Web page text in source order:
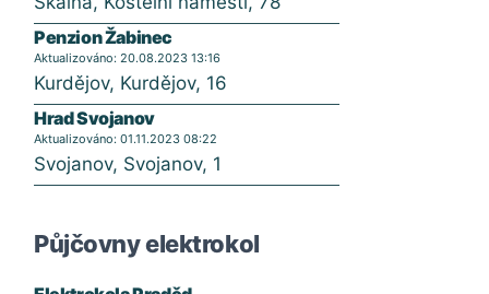
Penzion Žabinec
Aktualizováno: 20.08.2023 13:16
Kurdějov, Kurdějov, 16
Hrad Svojanov
Aktualizováno: 01.11.2023 08:22
Svojanov, Svojanov, 1
Půjčovny elektrokol